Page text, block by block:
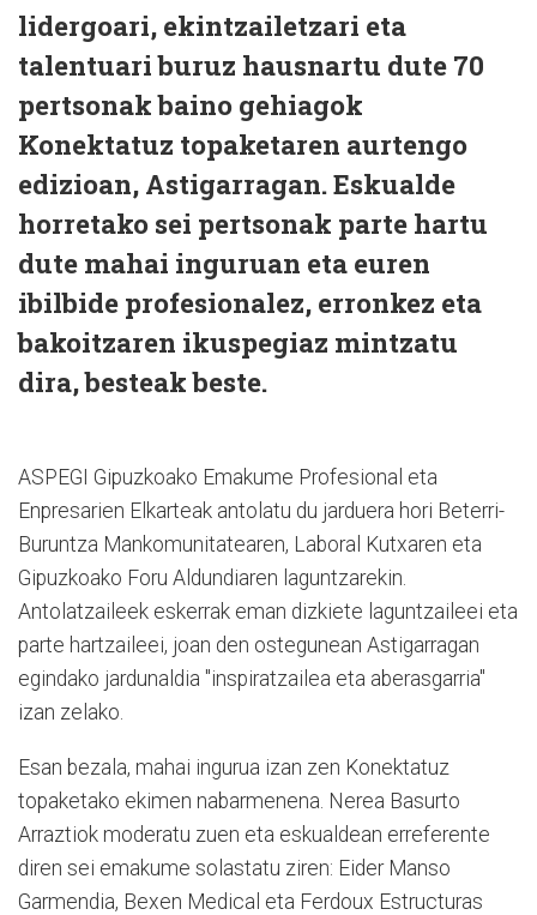
lidergoari, ekintzailetzari eta
talentuari buruz hausnartu dute 70
pertsonak baino gehiagok
Konektatuz topaketaren aurtengo
edizioan, Astigarragan. Eskualde
horretako sei pertsonak parte hartu
dute mahai inguruan eta euren
ibilbide profesionalez, erronkez eta
bakoitzaren ikuspegiaz mintzatu
dira, besteak beste.
ASPEGI Gipuzkoako Emakume Profesional eta
Enpresarien Elkarteak antolatu du jarduera hori Beterri-
Buruntza Mankomunitatearen, Laboral Kutxaren eta
Gipuzkoako Foru Aldundiaren laguntzarekin.
Antolatzaileek eskerrak eman dizkiete laguntzaileei eta
parte hartzaileei, joan den ostegunean Astigarragan
egindako jardunaldia "inspiratzailea eta aberasgarria"
izan zelako.
Esan bezala, mahai ingurua izan zen Konektatuz
topaketako ekimen nabarmenena. Nerea Basurto
Arraztiok moderatu zuen eta eskualdean erreferente
diren sei emakume solastatu ziren: Eider Manso
Garmendia, Bexen Medical eta Ferdoux Estructuras